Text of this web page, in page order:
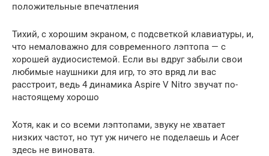
положительные впечатления
Тихий, с хорошим экраном, с подсветкой клавиатуры, и,
что немаловажно для современного лэптопа — с
хорошей аудиосистемой. Если вы вдруг забыли свои
любимые наушники для игр, то это вряд ли вас
расстроит, ведь 4 динамика Aspire V Nitro звучат по-
настоящему хорошо
Хотя, как и со всеми лэптопами, звуку не хватает
низких частот, но тут уж ничего не поделаешь и Acer
здесь не виновата.